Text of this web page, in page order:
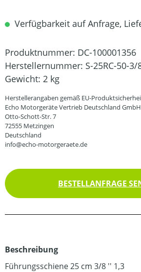
Verfügbarkeit auf Anfrage,
Produktnummer: DC-100001356
Herstellernummer: S-25RC-50-3/
Gewicht: 2 kg
Herstellerangaben gemäß EU-
Echo Motorgeräte Vertrieb Deutschland GmbH
Otto-Schott-Str. 7
72555 Metzingen
Deutschland
info@echo-motorgeraete.de
BESTELLANFRAGE
Beschreibung
Führungsschiene 25 cm 3/8 '' 1,3